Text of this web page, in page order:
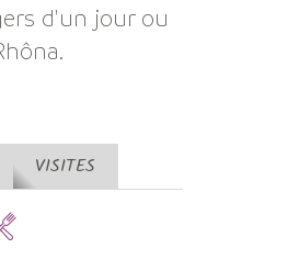
d'un jour ou
VISITES